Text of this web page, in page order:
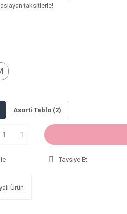
taksitlerle!
Asorti Tablo (2)
Tavsiye Et
Ürün